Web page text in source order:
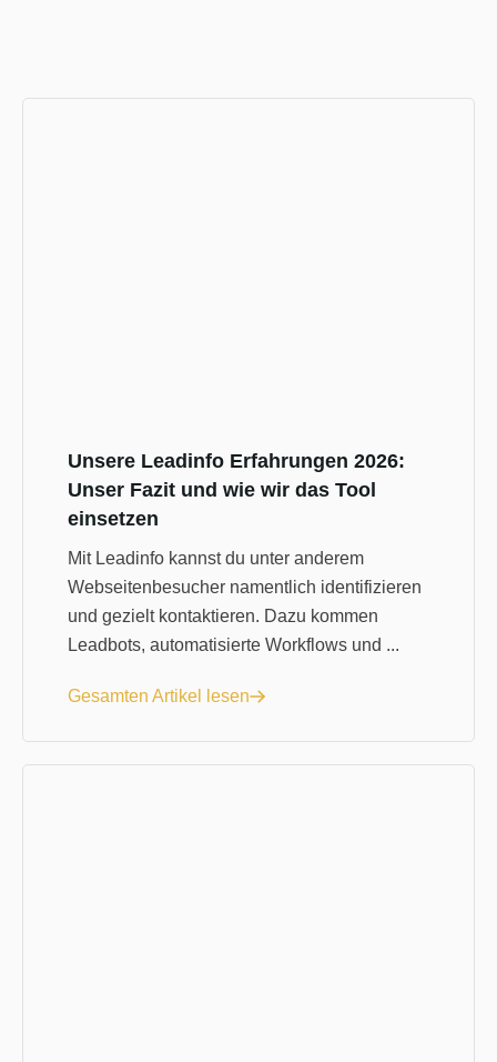
Unsere Leadinfo Erfahrungen 2026:
Unser Fazit und wie wir das Tool
einsetzen
Mit Leadinfo kannst du unter anderem
Webseitenbesucher namentlich identifizieren
und gezielt kontaktieren. Dazu kommen
Leadbots, automatisierte Workflows und ...
Gesamten Artikel lesen